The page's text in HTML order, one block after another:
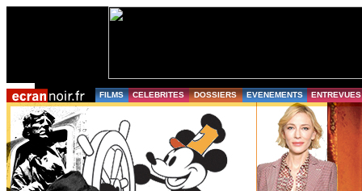
FILMS CELEBRITES DOSSIERS EVENEMENTS ENTREVUES